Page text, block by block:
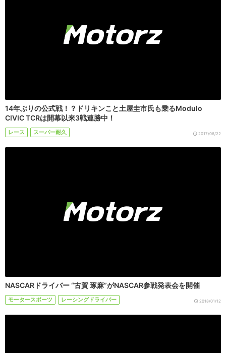
14年ぶりの公式戦！？ドリキンこと土屋圭市氏も乗るModulo
CIVIC TCRは開幕以来3戦連勝中！
レース スーパー耐久 2017/06/22
NASCARドライバー “古賀 琢麻”がNASCAR参戦発表会を開催
モータースポーツ レーシングドライバー 2018/01/12